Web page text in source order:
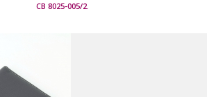
СВ 8025-005/2.